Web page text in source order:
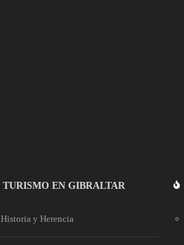
TURISMO EN GIBRALTAR
Historia y Herencia